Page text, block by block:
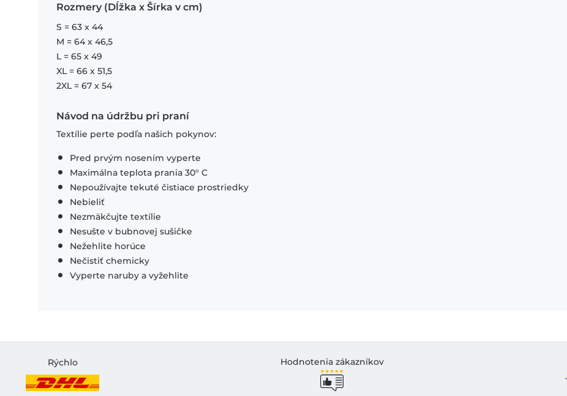
Rozmery (Dĺžka x Šírka v cm)
S = 63 x 44
M = 64 x 46,5
L = 65 x 49
XL = 66 x 51,5
2XL = 67 x 54
Návod na údržbu pri praní
Textílie perte podľa našich pokynov:
Pred prvým nosením vyperte
Maximálna teplota prania 30° C
Nepoužívajte tekuté čistiace prostriedky
Nebieliť
Nezmäkčujte textílie
Nesušte v bubnovej sušičke
Nežehlite horúce
Nečistiť chemicky
Vyperte naruby a vyžehlite
Rýchlo Hodnotenia zákazníkov